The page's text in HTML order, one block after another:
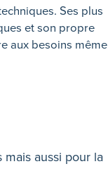
Ses plus
et son propre
aux besoins même
aussi pour la